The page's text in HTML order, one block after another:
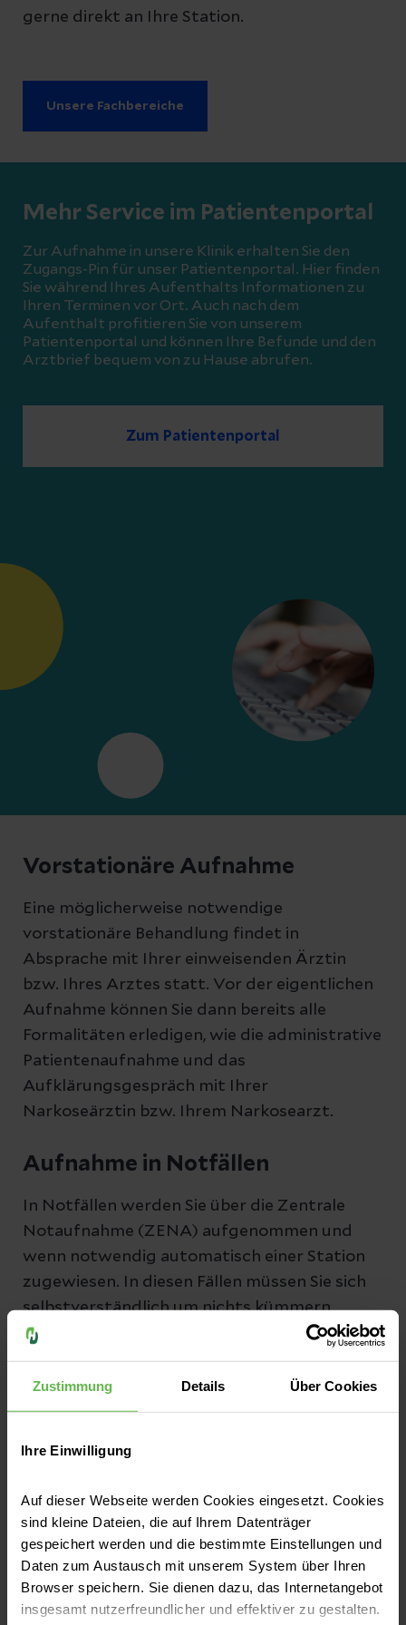
Zustimmung Details Über Cookies
Ihre Einwilligung
Auf dieser Webseite werden Cookies eingesetzt. Cookies
sind kleine Dateien, die auf Ihrem Datenträger
gespeichert werden und die bestimmte Einstellungen und
Daten zum Austausch mit unserem System über Ihren
Browser speichern. Sie dienen dazu, das Internetangebot
insgesamt nutzerfreundlicher und effektiver zu gestalten.
gerne direkt an Ihre Station.
Unsere Fachbereiche
Mehr Service im Patientenportal
Zur Aufnahme in unsere Klinik erhalten Sie den
Zugangs-Pin für unser Patientenportal. Hier finden
Sie während Ihres Aufenthalts Informationen zu
Ihren Terminen vor Ort. Auch nach dem
Aufenthalt profitieren Sie von unserem
Patientenportal und können Ihre Befunde und den
Arztbrief bequem von zu Hause abrufen.
Zum Patientenportal
Vorstationäre Aufnahme
Eine möglicherweise notwendige
vorstationäre Behandlung findet in
Absprache mit Ihrer einweisenden Ärztin
bzw. Ihres Arztes statt. Vor der eigentlichen
Aufnahme können Sie dann bereits alle
Formalitäten erledigen, wie die administrative
Patientenaufnahme und das
Aufklärungsgespräch mit Ihrer
Narkoseärztin bzw. Ihrem Narkosearzt.
Aufnahme in Notfällen
In Notfällen werden Sie über die Zentrale
Notaufnahme (ZENA) aufgenommen und
wenn notwendig automatisch einer Station
zugewiesen. In diesen Fällen müssen Sie sich
selbstverständlich um nichts kümmern.
Anschließend bekommen Sie verschiedene
Dokumente – wie Behandlungsvertrag und
eventuell gewünschte
Wahlleistungsvereinbarungen – zur
diese Unterlagen genau durch und fragen Sie
Aufnahme, falls Ihnen einzelne Punkte unklar